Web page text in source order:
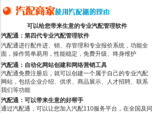
可以给您带来生意的专业汽配管理软件
汽配通：第四代专业汽配管理软件
汽配通进行配件进、销、存管理和专业报价系统，功能全
面，操作简单易用，性能稳定，免费升级、终身维护
汽配通：自动化网站创建和网络营销工具
汽配通免费注册后，就可以创建一个属于自己的专业汽配
网站，包括企业介绍、供求、商品展示、人才招聘、联系
我们等功能
汽配通：可以带来生意的好帮手
通过汽配通，可以让您加入汽配110服务平台，在全国及同